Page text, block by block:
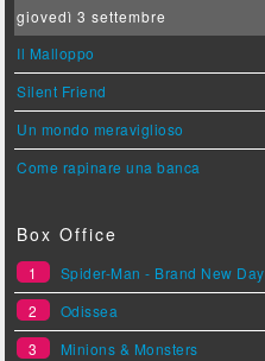
giovedì 3 settembre
Il Malloppo
Silent Friend
Un mondo meraviglioso
Come rapinare una banca
Box Office
1
Spider-Man - Brand New Day
2
Odissea
3
Minions & Monsters